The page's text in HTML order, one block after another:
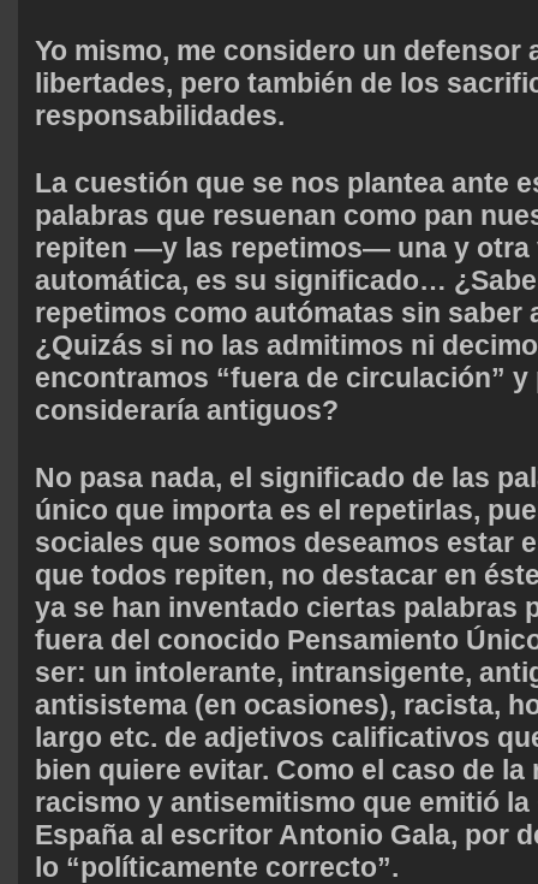
Yo mismo, me considero un defensor
libertades, pero también de los
responsabilidades.
La cuestión que se nos plantea ante
palabras que resuenan como pan
repiten —y las repetimos— una y otra
automática, es su significado…
repetimos como autómatas sin saber
¿Quizás si no las admitimos ni
encontramos “fuera de circulación”
consideraría antiguos?
No pasa nada, el significado de las
único que importa es el repetirlas,
sociales que somos deseamos estar
que todos repiten, no destacar en
ya se han inventado ciertas palabras
fuera del conocido Pensamiento
ser: un intolerante, intransigente,
antisistema (en ocasiones), racista,
largo etc. de adjetivos calificativos
bien quiere evitar. Como el caso de
racismo y antisemitismo que emitió
España al escritor Antonio Gala, por
lo “políticamente correcto”.